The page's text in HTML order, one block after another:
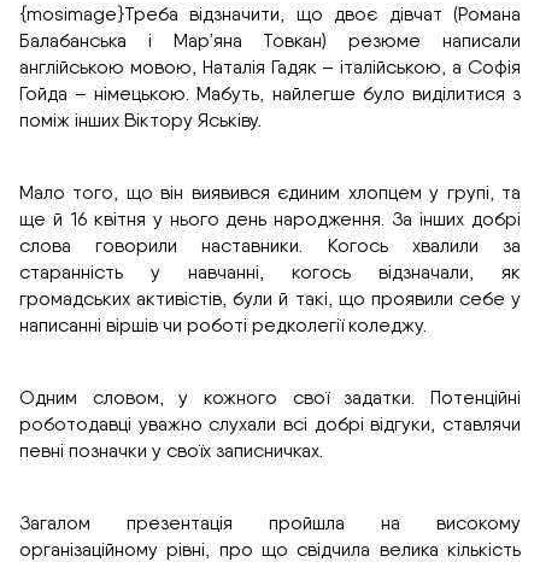
{mosimage}Треба відзначити, що двоє дівчат (Романа
Балабанська і Мар’яна Товкан) резюме написали
англійською мовою, Наталія Гадяк – італійською, а Софія
Гойда – німецькою. Мабуть, найлегше було виділитися з
поміж інших Віктору Яськіву.
Мало того, що він виявився єдиним хлопцем у групі, та
ще й 16 квітня у нього день народження. За інших добрі
слова говорили наставники. Когось хвалили за
старанність у навчанні, когось відзначали, як
громадських активістів, були й такі, що проявили себе у
написанні віршів чи роботі редколегії коледжу.
Одним словом, у кожного свої задатки. Потенційні
роботодавці уважно слухали всі добрі відгуки, ставлячи
певні позначки у своїх записничках.
Загалом презентація пройшла на високому
організаційному рівні, про що свідчила велика кількість